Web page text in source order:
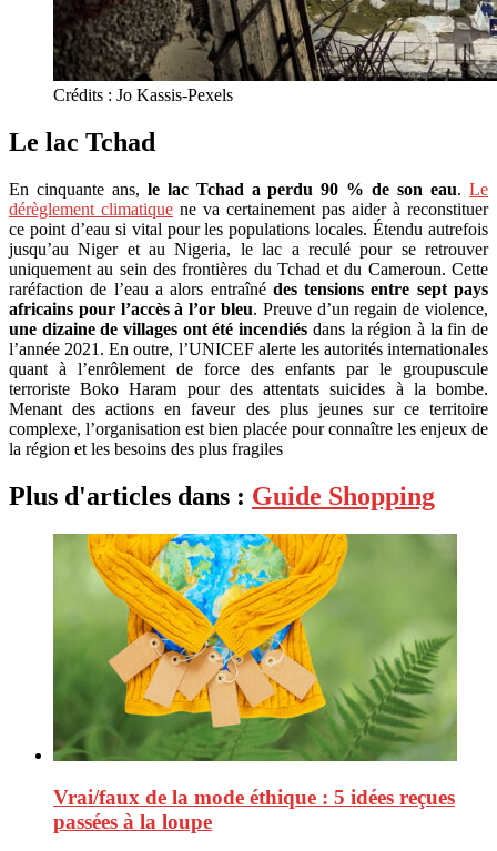
Crédits : Jo Kassis-Pexels
Le lac Tchad
En cinquante ans, le lac Tchad a perdu 90 % de son eau.Le
dérèglement climatique ne va certainement pas aider à reconstituer
ce point d’eau si vital pour les populations locales. Étendu autrefois
jusqu’au Niger et au Nigeria, le lac a reculé pour se retrouver
uniquement au sein des frontières du Tchad et du Cameroun. Cette
raréfaction de l’eau a alors entraîné des tensions entre sept pays
africains pour l’accès à l’or bleu. Preuve d’un regain de violence,
une dizaine de villages ont été incendiés dans la région à la fin de
l’année 2021.En outre, l’UNICEF alerte les autorités internationales
quant à l’enrôlement de force des enfants par le groupuscule
terroriste Boko Haram pour des attentats suicides à la bombe.
Menant des actions en faveur des plus jeunes sur ce territoire
complexe, l’organisation est bien placée pour connaître les enjeux de
la région et les besoins des plus fragiles
Plus d'articles dans : Guide Shopping
Vrai/faux de la mode éthique : 5 idées reçues
passées à la loupe